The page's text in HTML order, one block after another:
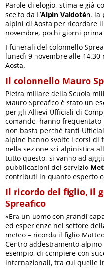
Parole di elogio, stima e già
scelto da L’Alpin Valdotèn, la
alpini di Aosta per ricordare
novembre, pochi giorni
I funerali del colonnello
lunedì 9 novembre alle 14.30
Aosta.
Il colonnello Mauro
Pietra miliare della Scuola
Mauro Spreafico è stato un
per gli Allievi Ufficiali di
comando, hanno frequentato
non basta perché tanti
alpine hanno svolto i corsi di
nella sezione sci alpinistica
tutto questo, si vanno ad
pubblicazioni del servizio
contributi in quanto esperto
Il ricordo del figlio, il
Spreafico
«Era un uomo con grandi
ed esperienze nel settore
meteo – ricorda il figlio
Centro addestramento alpino
esempio, di compiere con
internazionali, tra cui quelle